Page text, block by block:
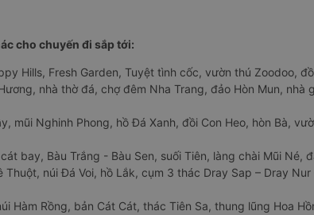
cho chuyến đi sắp tới:
Hills, Fresh Garden, Tuyệt tình cốc, vườn thú Zoodoo,
nhà thờ đá, chợ đêm Nha Trang, đảo Hòn Mun,
mũi Nghinh Phong, hồ Đá Xanh, đồi Con Heo, hòn Bà,
bay, Bàu Trắng - Bàu Sen, suối Tiên, làng chài Mũi Né,
Thuột, núi Đá Voi, hồ Lắk, cụm 3 thác Dray Sap – Dray Nur
Hàm Rồng, bản Cát Cát, thác Tiên Sa, thung lũng Hoa